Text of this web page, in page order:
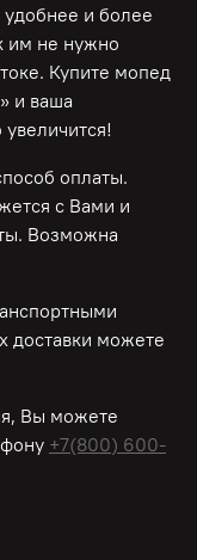
удобнее и более
им не нужно
Купите мопед
и ваша
оплаты.
с Вами и
Возможна
доставки можете
Вы можете
+7(800) 600-